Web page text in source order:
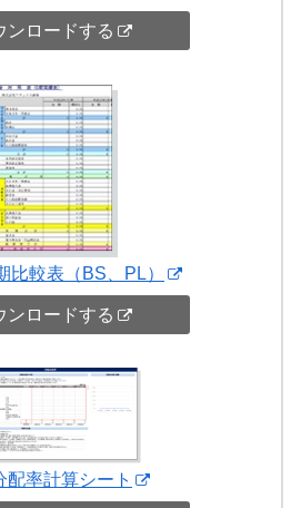
ンロードする
比較表（BS、PL）
ンロードする
配率計算シート